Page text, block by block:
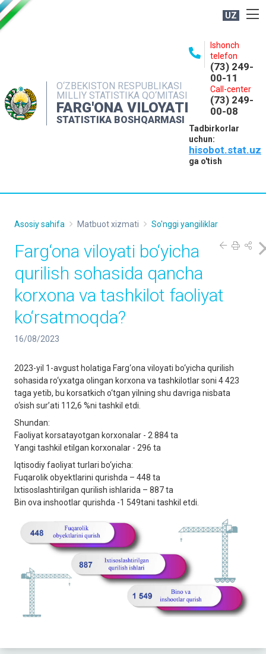
UZ
O‘ZBEKISTON RESPUBLIKASI
MILLIY STATISTIKA QO‘MITASI
FARG'ONA VILOYATI
STATISTIKA BOSHQARMASI
Ishonch
telefon
(73) 249-
00-11
Call-center
(73) 249-
00-08
Tadbirkorlar
uchun:
hisobot.stat.uz
ga o'tish
NASHRLAR
INTERAKTIV XIZMATLAR
MATBUOT XIZMATI
Asosiy sahifa Matbuot xizmati So'nggi yangiliklar
Farg‘ona viloyati bo‘yicha
qurilish sohasida qancha
korxona va tashkilot faoliyat
ko‘rsatmoqda?
16/08/2023
2023-yil 1-avgust holatiga Farg‘ona viloyati bo‘yicha qurilish
sohasida ro‘yxatga olingan korxona va tashkilotlar soni 4 423
taga yetib, bu korsatkich o‘tgan yilning shu davriga nisbata
o‘sish sur’ati 112,6 %ni tashkil etdi.
Shundan:
Faoliyat korsatayotgan korxonalar - 2 884 ta
Yangi tashkil etilgan korxonalar - 296 ta
Iqtisodiy faoliyat turlari bo‘yicha:
Fuqarolik obyektlarini qurishda – 448 ta
Ixtisoslashtirilgan qurilish ishlarida – 887 ta
Bin ova inshootlar qurishda -1 549tani tashkil etdi.